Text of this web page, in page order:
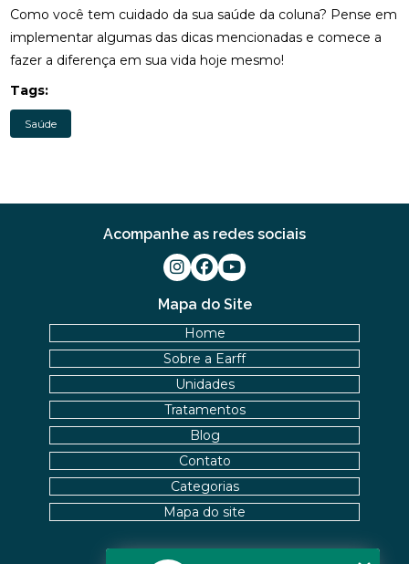
Como você tem cuidado da sua saúde da coluna? Pense em
implementar algumas das dicas mencionadas e comece a
fazer a diferença em sua vida hoje mesmo!
Tags:
Saúde
TRATAMENTO PODE MELHORAR SEU EQUILÍBRIO E
QUALIDADE DE VIDA
FISIOTERAPIA NA LABIRINTITE: COMO O
TRATAMENTO PODE MELHORAR SEU EQUILÍBRIO E
QUALIDADE DE VIDA
SOLUÇÃO PARA DORES DE CABEÇA E EQUILÍBRIO
ABORDAGEM EFICAZ PARA O TRATAMENTO
FISIOTERAPIA NA REABILITAÇÃO VESTIBULAR
SEUS BENEFÍCIOS
MELHORA O EQUILÍBRIO E A QUALIDADE DE VIDA
CONFORTO
Mapa do Site
Home
Sobre a Earff
Unidades
Tratamentos
Blog
Contato
Categorias
Mapa do site
Acompanhe as redes sociais